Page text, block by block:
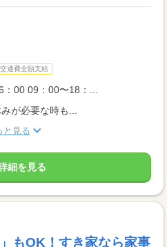
交通費全額支給
：00 09：00〜18：...
が必要な時も...
と見る
細を見る
もOK！すき家なら家事